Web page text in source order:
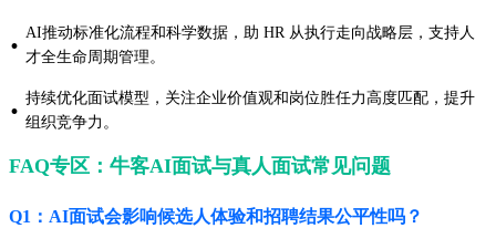
· AI推动标准化流程和科学数据，助 HR 从执行走向战略层，支持人
才全生命周期管理。
· 持续优化面试模型，关注企业价值观和岗位胜任力高度匹配，提升
组织竞争力。
FAQ专区：牛客AI面试与真人面试常见问题
Q1：AI面试会影响候选人体验和招聘结果公平性吗？